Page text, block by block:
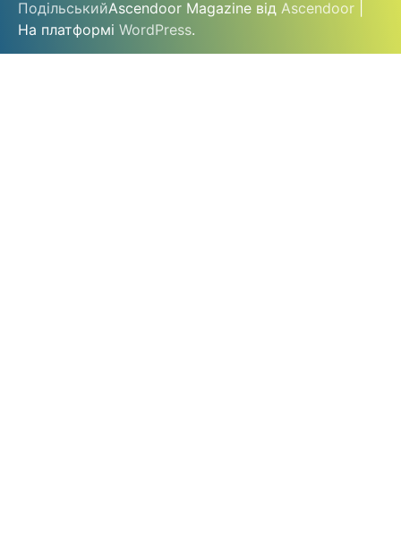
ПодільськийAscendoor Magazine від Ascendoor
На платформі WordPress.